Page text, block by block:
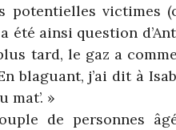
potentielles victimes
été ainsi question
tard, le gaz a
blaguant, j’ai dit à
mat’. »
de personnes